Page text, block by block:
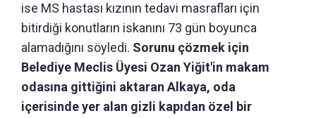
ise MS hastası kızının tedavi masrafları için
bitirdiği konutların iskanını 73 gün boyunca
alamadığını söyledi. Sorunu çözmek için
Belediye Meclis Üyesi Ozan Yiğit'in makam
odasına gittiğini aktaran Alkaya, oda
içerisinde yer alan gizli kapıdan özel bir